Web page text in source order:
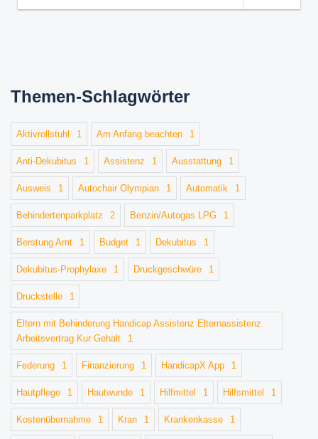
Themen-Schlagwörter
Aktivrollstuhl 1 Am Anfang beachten 1
Anti-Dekubitus 1 Assistenz 1 Ausstattung 1
Ausweis 1 Autochair Olympian 1 Automatik 1
Behindertenparkplatz 2 Benzin/Autogas LPG 1
Berstung Amt 1 Budget 1 Dekubitus 1
Dekubitus-Prophylaxe 1 Druckgeschwüre 1
Druckstelle 1
Eltern mit Behinderung Handicap Assistenz Elternassistenz
Arbeitsvertrag Kur Gehalt
1
Federung 1 Finanzierung 1 HandicapX App 1
Hautpflege 1 Hautwunde 1 Hilfmittel 1 Hilfsmittel 1
Kostenübernahme 1 Kran 1 Krankenkasse 1